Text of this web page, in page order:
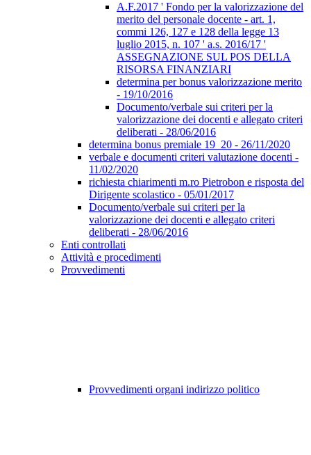
A.F.2017 ' Fondo per la valorizzazione del
merito del personale docente - art. 1,
commi 126, 127 e 128 della legge 13
luglio 2015, n. 107 ' a.s. 2016/17 '
ASSEGNAZIONE SUL POS DELLA
RISORSA FINANZIARI
determina per bonus valorizzazione merito
- 19/10/2016
Documento/verbale sui criteri per la
valorizzazione dei docenti e allegato criteri
deliberati - 28/06/2016
determina bonus premiale 19_20 - 26/11/2020
verbale e documenti criteri valutazione docenti -
11/02/2020
richiesta chiarimenti m.ro Pietrobon e risposta del
Dirigente scolastico - 05/01/2017
Documento/verbale sui criteri per la
valorizzazione dei docenti e allegato criteri
deliberati - 28/06/2016
Enti controllati
Attività e procedimenti
Provvedimenti
Provvedimenti organi indirizzo politico